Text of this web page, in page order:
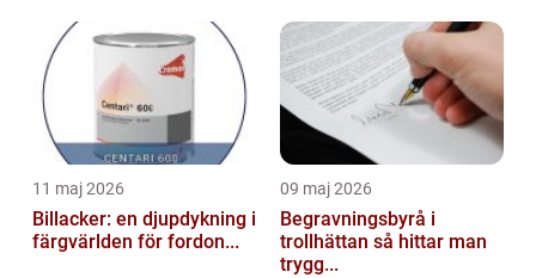
11 maj 2026
Billacker: en djupdykning i
färgvärlden för fordon...
09 maj 2026
Begravningsbyrå i
trollhättan så hittar man
trygg...